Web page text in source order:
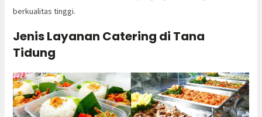
berkualitas tinggi.
Jenis Layanan Catering di Tana
Tidung